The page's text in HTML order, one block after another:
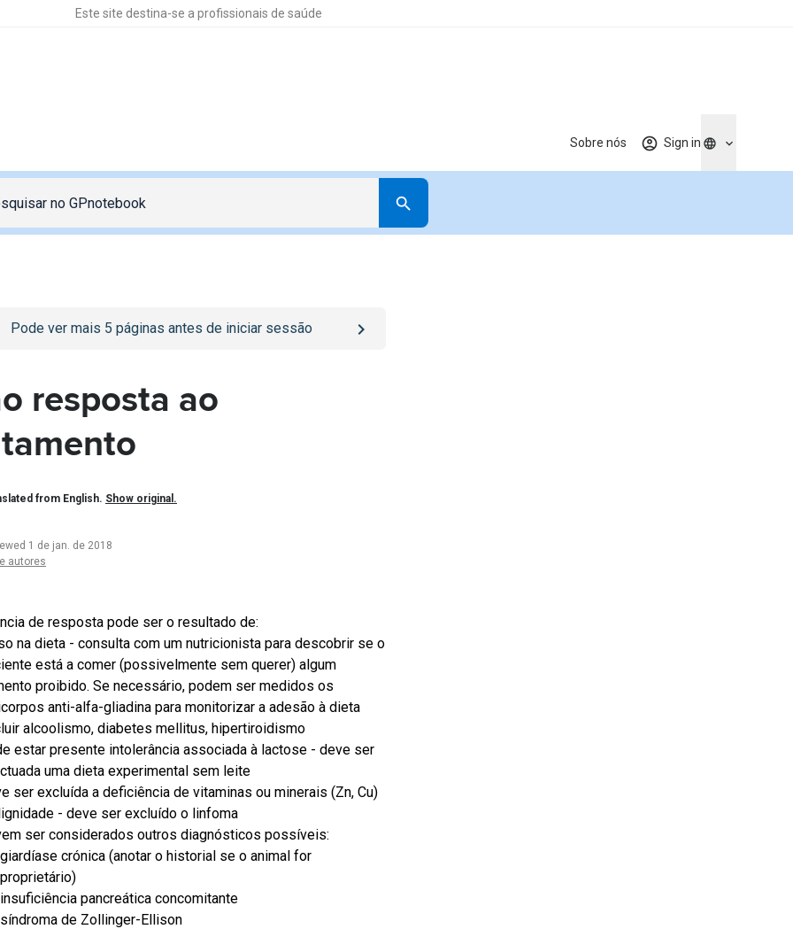
Este site destina-se a profissionais de saúde
Sobre nós Sign in
/sign-inpage
Pode ver mais 5 páginas antes de iniciar sessão
resposta ao
from English. Show original.
1 de jan. de 2018
autores
de resposta pode ser o resultado de:
na dieta - consulta com um nutricionista para descobrir se o
está a comer (possivelmente sem querer) algum
proibido. Se necessário, podem ser medidos os
anti-alfa-gliadina para monitorizar a adesão à dieta
alcoolismo, diabetes mellitus, hipertiroidismo
estar presente intolerância associada à lactose - deve ser
uma dieta experimental sem leite
ser excluída a deficiência de vitaminas ou minerais (Zn, Cu)
- deve ser excluído o linfoma
ser considerados outros diagnósticos possíveis:
giardíase crónica (anotar o historial se o animal for
proprietário)
insuficiência pancreática concomitante
síndroma de Zollinger-Ellison